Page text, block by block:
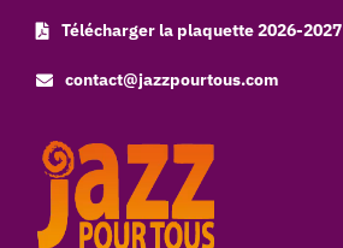
Skip
content
Télécharger la plaquette 2026-2027
contact@jazzpourtous.com